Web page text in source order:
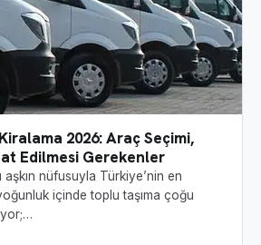
2026: Araç Seçimi,
Edilmesi Gerekenler
nüfusuyla Türkiye’nin en
içinde toplu taşıma çoğu